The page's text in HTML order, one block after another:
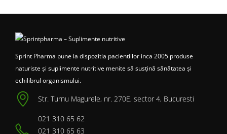
Sprint Pharma pune la dispozitia pacientiilor inca 2005 produse
naturiste și suplimente nutritive menite să susțină sănătatea și
echilibrul organismului.
Str. Turnu Magurele, nr. 270E, sector 4, Bucuresti
021 310 65 62
021 310 65 63